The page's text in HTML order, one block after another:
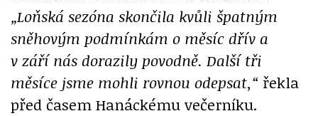
„Loňská sezóna skončila kvůli špatným
sněhovým podmínkám o měsíc dřív a
v září nás dorazily povodně. Další tři
měsíce jsme mohli rovnou odepsat,“ řekla
před časem Hanáckému večerníku.